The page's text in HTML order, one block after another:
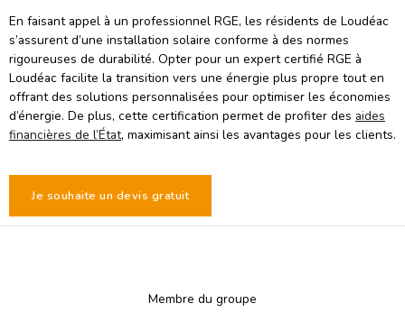
En faisant appel à un professionnel RGE, les résidents de Loudéac
s’assurent d’une installation solaire conforme à des normes
rigoureuses de durabilité. Opter pour un expert certifié RGE à
Loudéac facilite la transition vers une énergie plus propre tout en
offrant des solutions personnalisées pour optimiser les économies
d’énergie. De plus, cette certification permet de profiter des aides
financières de l’État, maximisant ainsi les avantages pour les clients.
Je souhaite un devis gratuit
Membre du groupe